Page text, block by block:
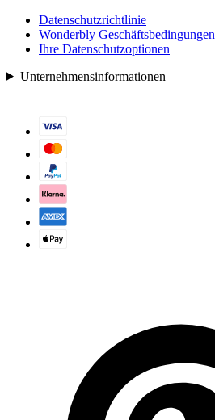
Datenschutzrichtlinie
Wonderbly Geschäftsbedingungen
Ihre Datenschutzoptionen
Unternehmensinformationen